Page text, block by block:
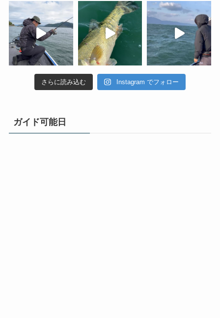
さらに読み込む Instagram でフォロー
ガイド可能日